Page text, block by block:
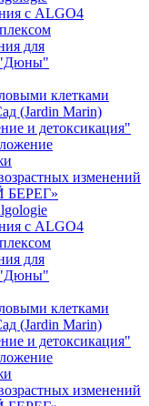
с ALGO4
для
"Дюны"
клетками
(Jardin Marin)
и детоксикация"
изменений
БЕРЕГ»
с ALGO4
для
"Дюны"
клетками
(Jardin Marin)
и детоксикация"
изменений